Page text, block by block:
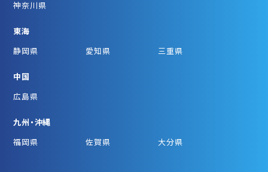
神奈川県
東海
静岡県
愛知県 三重県
中国
広島県
九州・沖縄
福岡県
佐賀県 大分県